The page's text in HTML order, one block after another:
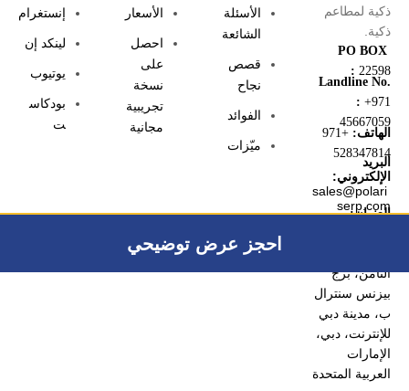
احجز عرض توضيحي
ذكية لمطاعم
ذكية.
PO BOX
: 22598
Landline No.
: +971
45667059
الهاتف:
+971
528347814
البريد
الإلكتروني:
sales@polari
serp.com
العنوان:
الثامن، برج
بيزنس سنترال
ب، مدينة دبي
للإنترنت، دبي،
الإمارات
العربية المتحدة
الأسئلة
الشائعة
قصص
نجاح
الفوائد
ميّزات
الأسعار
احصل
على
نسخة
تجريبية
مجانية
إنستغرام
لينكد إن
يوتيوب
بودكاس
ت